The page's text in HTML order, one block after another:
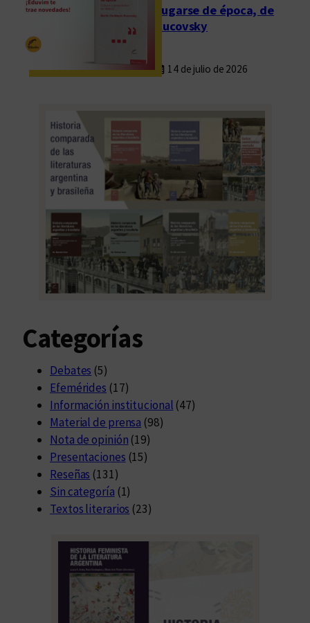
Fugarse de época, de
Rucovsky
14 de julio de 2026
Categorías
Debates (5)
Efemérides (17)
Información institucional (47)
Material de prensa (98)
Nota de opinión (19)
Presentaciones (15)
Reseñas (131)
Sin categoría (1)
Textos literarios (23)